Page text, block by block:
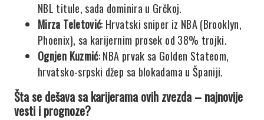
NBL titule, sada dominira u Grčkoj.
Mirza Teletović: Hrvatski sniper iz NBA (Brooklyn,
Phoenix), sa karijernim prosek od 38% trojki.
Ognjen Kuzmić: NBA prvak sa Golden Stateom,
hrvatsko-srpski džep sa blokadama u Španiji.
Šta se dešava sa karijerama ovih zvezda – najnovije
vesti i prognoze?